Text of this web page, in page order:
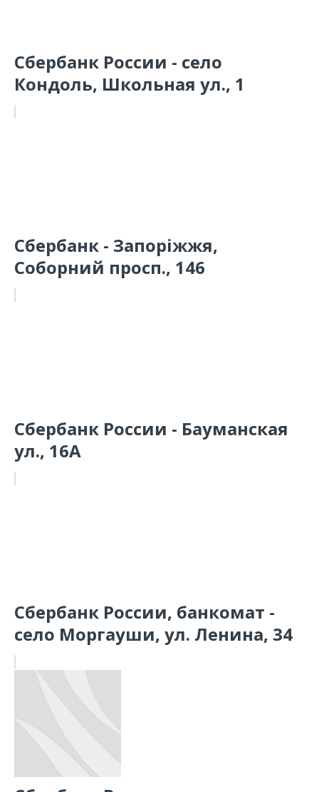
Сбербанк России - село
Кондоль, Школьная ул., 1
Сбербанк - Запоріжжя,
Соборний просп., 146
Сбербанк России - Бауманская
ул., 16А
Сбербанк России, банкомат -
село Моргауши, ул. Ленина, 34